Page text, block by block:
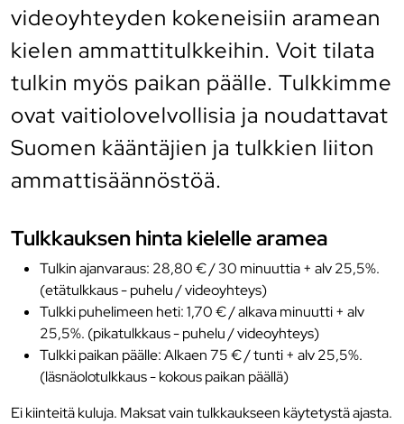
videoyhteyden kokeneisiin aramean
kielen ammattitulkkeihin. Voit tilata
tulkin myös paikan päälle. Tulkkimme
ovat vaitiolovelvollisia ja noudattavat
Suomen kääntäjien ja tulkkien liiton
ammattisäännöstöä.
Tulkkauksen hinta kielelle aramea
Tulkin ajanvaraus: 28,80 € / 30 minuuttia + alv 25,5%.
(etätulkkaus - puhelu / videoyhteys)
Tulkki puhelimeen heti: 1,70 € / alkava minuutti + alv
25,5%. (pikatulkkaus - puhelu / videoyhteys)
Tulkki paikan päälle: Alkaen 75 € / tunti + alv 25,5%.
(läsnäolotulkkaus - kokous paikan päällä)
Ei kiinteitä kuluja. Maksat vain tulkkaukseen käytetystä ajasta.